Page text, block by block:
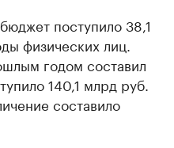
поступило 38,1
физических лиц.
годом составил
140,1 млрд руб.
составило